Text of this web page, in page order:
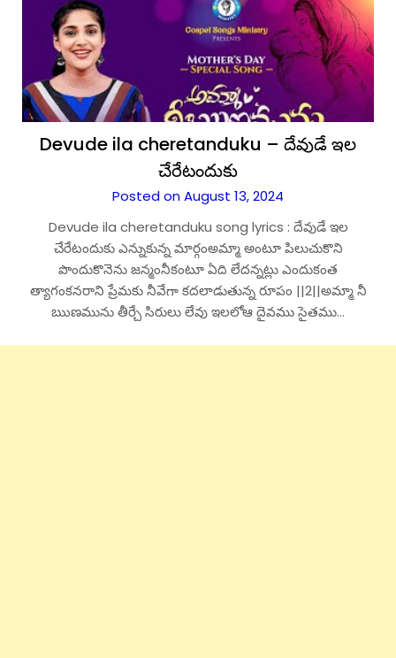
Devude ila cheretanduku – దేవుడే ఇల
చేరేటందుకు
Posted on August 13, 2024
Devude ila cheretanduku song lyrics : దేవుడే ఇల
చేరేటందుకు ఎన్నుకున్న మార్గంఅమ్మా అంటూ పిలుచుకొని
పొందుకొనెను జన్మంనీకంటూ ఏది లేదన్నట్లు ఎందుకంత
త్యాగంకనరాని ప్రేమకు నీవేగా కదలాడుతున్న రూపం ||2||అమ్మా నీ
ఋణమును తీర్చే సిరులు లేవు ఇలలోఆ దైవము సైతము…